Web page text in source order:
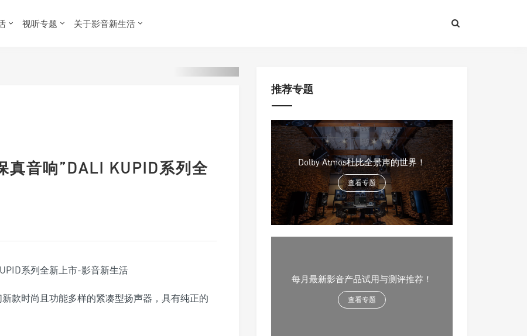
视听专题 关于影音新生活
真音响”DALI KUPID系列全
款时尚且功能多样的紧凑型扬声器，具有纯正的
推荐专题
Dolby Atmos杜比全景声的世界！
查看专题
每月最新影音产品试用与测评推荐！
查看专题